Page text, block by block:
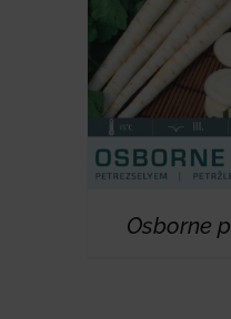
Osborne